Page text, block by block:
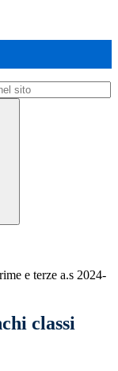
e terze a.s 2024-
classi